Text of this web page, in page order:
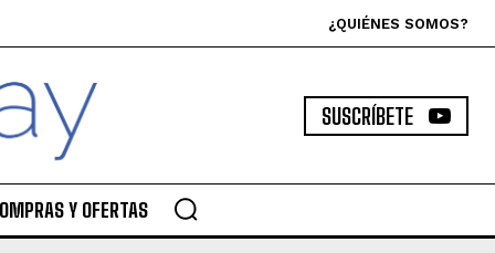
¿QUIÉNES SOMOS?
SUSCRÍBETE
Y OFERTAS